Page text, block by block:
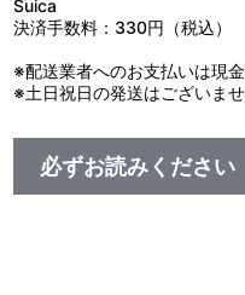
Suica
決済手数料：330円（税込）
※配送業者へのお支払いは現
※土日祝日の発送はございませ
必ずお読みください